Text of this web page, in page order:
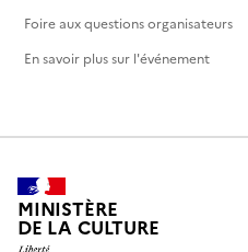
Foire aux questions organisateurs
En savoir plus sur l'événement
MINISTÈRE
DE LA CULTURE